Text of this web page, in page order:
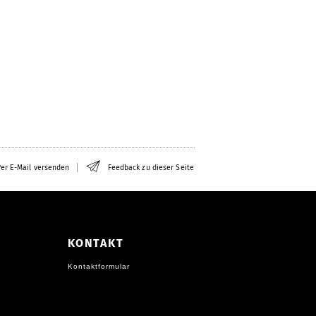
E-Mail versenden Feedback zu dieser Seite
KONTAKT
Kontaktformular